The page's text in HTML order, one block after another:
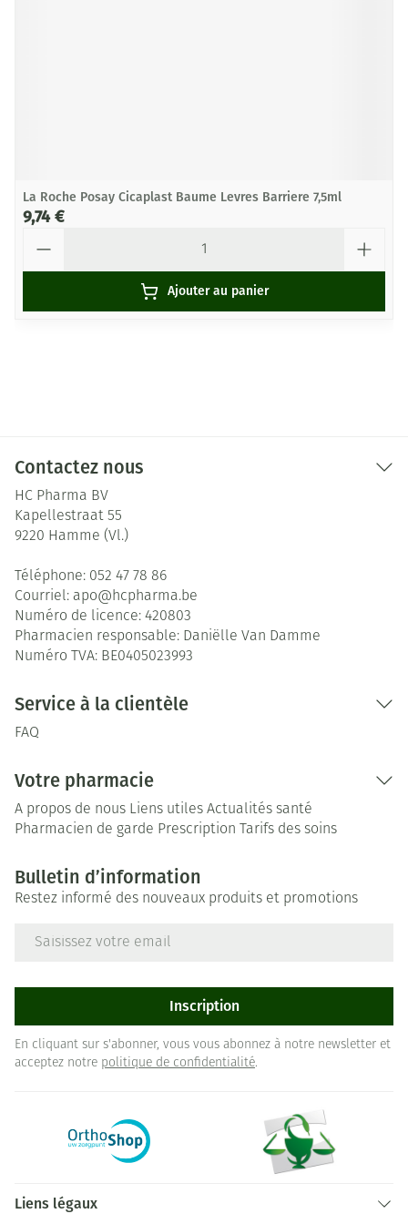
La Roche Posay Cicaplast Baume Levres Barriere 7,5ml
9,74 €
Ajouter au panier
Contactez nous
HC Pharma BV
Kapellestraat 55
9220 Hamme (Vl.)
Téléphone: 052 47 78 86
Courriel: apo@hcpharma.be
Numéro de licence: 420803
Pharmacien responsable: Daniëlle Van Damme
Numéro TVA: BE0405023993
Service à la clientèle
FAQ
Votre pharmacie
A propos de nous Liens utiles Actualités santé
Pharmacien de garde Prescription Tarifs des soins
Bulletin d’information
Restez informé des nouveaux produits et promotions
Inscription
En cliquant sur s'abonner, vous vous abonnez à notre newsletter et
acceptez notre politique de confidentialité.
Liens légaux